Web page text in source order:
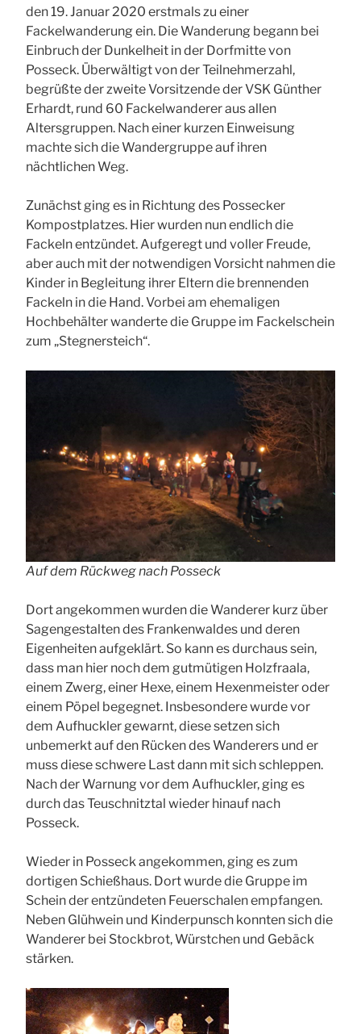
den 19. Januar 2020 erstmals zu einer
Fackelwanderung ein. Die Wanderung begann bei
Einbruch der Dunkelheit in der Dorfmitte von
Posseck. Überwältigt von der Teilnehmerzahl,
begrüßte der zweite Vorsitzende der VSK Günther
Erhardt, rund 60 Fackelwanderer aus allen
Altersgruppen. Nach einer kurzen Einweisung
machte sich die Wandergruppe auf ihren
nächtlichen Weg.
Zunächst ging es in Richtung des Possecker
Kompostplatzes. Hier wurden nun endlich die
Fackeln entzündet. Aufgeregt und voller Freude,
aber auch mit der notwendigen Vorsicht nahmen die
Kinder in Begleitung ihrer Eltern die brennenden
Fackeln in die Hand. Vorbei am ehemaligen
Hochbehälter wanderte die Gruppe im Fackelschein
zum „Stegnersteich“.
Auf dem Rückweg nach Posseck
Dort angekommen wurden die Wanderer kurz über
Sagengestalten des Frankenwaldes und deren
Eigenheiten aufgeklärt. So kann es durchaus sein,
dass man hier noch dem gutmütigen Holzfraala,
einem Zwerg, einer Hexe, einem Hexenmeister oder
einem Pöpel begegnet. Insbesondere wurde vor
dem Aufhuckler gewarnt, diese setzen sich
unbemerkt auf den Rücken des Wanderers und er
muss diese schwere Last dann mit sich schleppen.
Nach der Warnung vor dem Aufhuckler, ging es
durch das Teuschnitztal wieder hinauf nach
Posseck.
Wieder in Posseck angekommen, ging es zum
dortigen Schießhaus. Dort wurde die Gruppe im
Schein der entzündeten Feuerschalen empfangen.
Neben Glühwein und Kinderpunsch konnten sich die
Wanderer bei Stockbrot, Würstchen und Gebäck
stärken.